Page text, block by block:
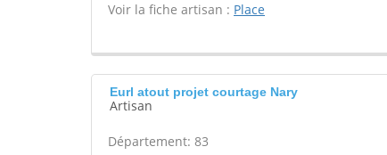
Voir la fiche artisan : Place
Eurl atout projet courtage Nary
Artisan
Département: 83